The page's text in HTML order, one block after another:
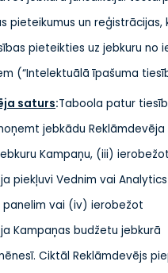
pieteikumus un reģistrācijas,
pieteikties uz jebkuru no
(“Intelektuālā īpašuma
saturs:Taboola patur
jebkādu Reklāmdevēja
Kampaņu, (iii) ierobežot
piekļuvi Vednim vai Analytics
panelim vai (iv) ierobežot
Kampaņas budžetu jebkurā
Ciktāl Reklāmdevējs